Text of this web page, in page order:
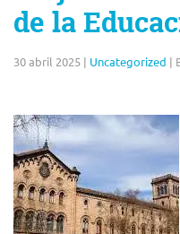
de la
30 abril 2025 | Uncategorized |